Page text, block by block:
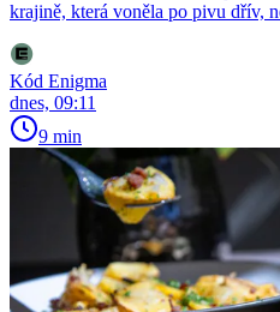
krajině, která voněla po pivu dřív,
Kód Enigma
dnes, 09:11
9 min